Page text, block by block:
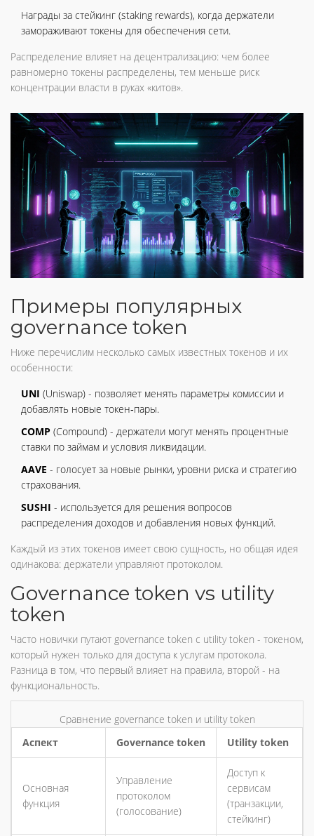
Награды за стейкинг (staking rewards), когда держатели
замораживают токены для обеспечения сети.
Распределение влияет на децентрализацию: чем более
равномерно токены распределены, тем меньше риск
концентрации власти в руках «китов».
Примеры популярных
governance token
Ниже перечислим несколько самых известных токенов и их
особенности:
UNI (Uniswap) - позволяет менять параметры комиссии и
добавлять новые токен‑пары.
COMP (Compound) - держатели могут менять процентные
ставки по займам и условия ликвидации.
AAVE - голосует за новые рынки, уровни риска и стратегию
страхования.
SUSHI - используется для решения вопросов
распределения доходов и добавления новых функций.
Каждый из этих токенов имеет свою сущность, но общая идея
одинакова: держатели управляют протоколом.
Governance token vs utility
token
Часто новички путают governance token с utility token - токеном,
который нужен только для доступа к услугам протокола.
Разница в том, что первый влияет на правила, второй - на
функциональность.
Сравнение governance token и utility token
Аспект
Governance token Utility token
Основная
функция
Управление
протоколом
(голосование)
Доступ к
сервисам
(транзакции,
стейкинг)